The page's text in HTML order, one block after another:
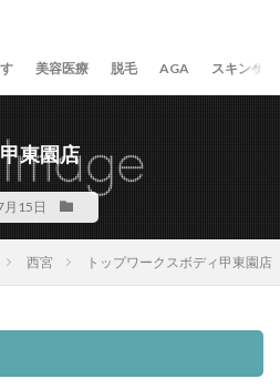
美容医療 脱毛 AGA スキンケア
東園店
15日
西宮 トップワークスボディ甲東園店